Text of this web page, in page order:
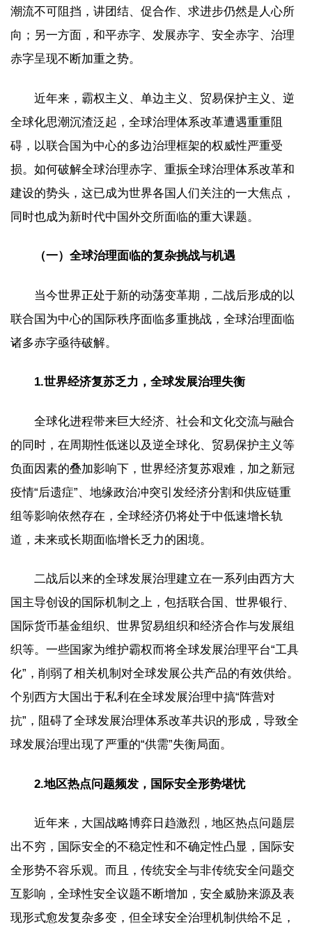
潮流不可阻挡，讲团结、促合作、求进步仍然是人心所
向；另一方面，和平赤字、发展赤字、安全赤字、治理
赤字呈现不断加重之势。
近年来，霸权主义、单边主义、贸易保护主义、逆
全球化思潮沉渣泛起，全球治理体系改革遭遇重重阻
碍，以联合国为中心的多边治理框架的权威性严重受
损。如何破解全球治理赤字、重振全球治理体系改革和
建设的势头，这已成为世界各国人们关注的一大焦点，
同时也成为新时代中国外交所面临的重大课题。
（一）全球治理面临的复杂挑战与机遇
当今世界正处于新的动荡变革期，二战后形成的以
联合国为中心的国际秩序面临多重挑战，全球治理面临
诸多赤字亟待破解。
1.世界经济复苏乏力，全球发展治理失衡
全球化进程带来巨大经济、社会和文化交流与融合
的同时，在周期性低迷以及逆全球化、贸易保护主义等
负面因素的叠加影响下，世界经济复苏艰难，加之新冠
疫情“后遗症”、地缘政治冲突引发经济分割和供应链重
组等影响依然存在，全球经济仍将处于中低速增长轨
道，未来或长期面临增长乏力的困境。
二战后以来的全球发展治理建立在一系列由西方大
国主导创设的国际机制之上，包括联合国、世界银行、
国际货币基金组织、世界贸易组织和经济合作与发展组
织等。一些国家为维护霸权而将全球发展治理平台“工具
化”，削弱了相关机制对全球发展公共产品的有效供给。
个别西方大国出于私利在全球发展治理中搞“阵营对
抗”，阻碍了全球发展治理体系改革共识的形成，导致全
球发展治理出现了严重的“供需”失衡局面。
2.地区热点问题频发，国际安全形势堪忧
近年来，大国战略博弈日趋激烈，地区热点问题层
出不穷，国际安全的不稳定性和不确定性凸显，国际安
全形势不容乐观。而且，传统安全与非传统安全问题交
互影响，全球性安全议题不断增加，安全威胁来源及表
现形式愈发复杂多变，但全球安全治理机制供给不足，